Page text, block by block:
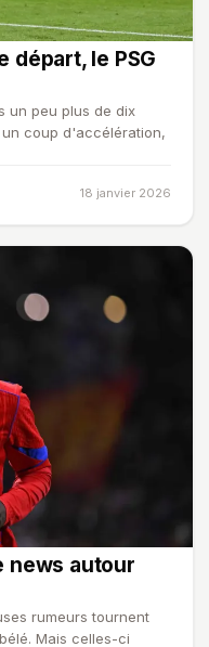
départ, le PSG
un peu plus de dix
coup d'accélération,
18 janvier 2026
news autour
rumeurs tournent
Mais celles-ci